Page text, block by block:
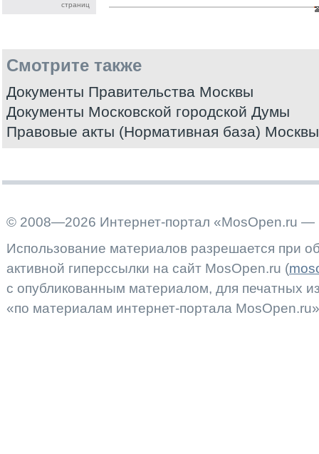
страниц
Смотрите также
Документы Правительства Москвы
Документы Московской городской Думы
Правовые акты (Нормативная база) Москвы
© 2008—2026 Интернет-портал «MosOpen.ru —
Использование материалов разрешается при
активной гиперссылки на сайт MosOpen.ru (
с опубликованным материалом, для печатных
«по материалам интернет-портала